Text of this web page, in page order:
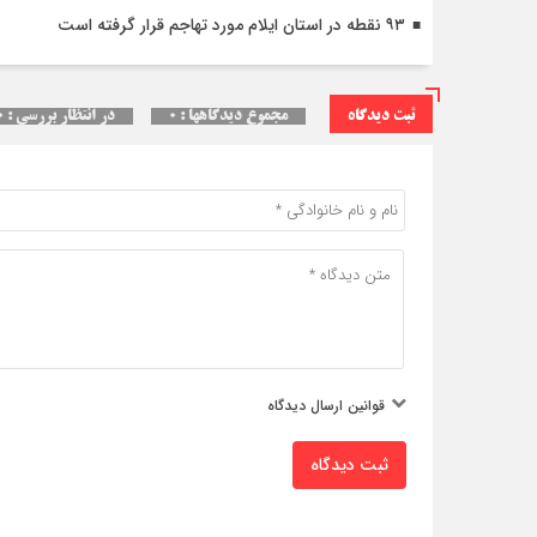
۹۳ نقطه در استان ایلام مورد تهاجم قرار گرفته است
ثبت دیدگاه مجموع دیدگاهها : ۰ در انتظار بررسی : ۰
قوانین ارسال دیدگاه
ثبت دیدگاه